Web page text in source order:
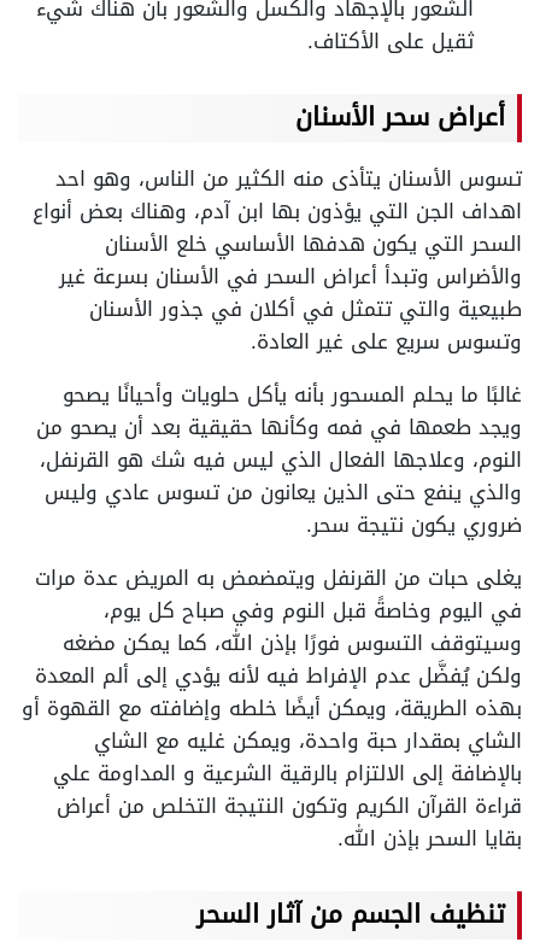
الشعور بالإجهاد والكسل والشعور بأن هناك شيء
ثقيل على الأكتاف.
أعراض سحر الأسنان
تسوس الأسنان يتأذى منه الكثير من الناس، وهو احد
اهداف الجن التي يؤذون بها ابن آدم، وهناك بعض أنواع
السحر التي يكون هدفها الأساسي خلع الأسنان
والأضراس وتبدأ أعراض السحر في الأسنان بسرعة غير
طبيعية والتي تتمثل في أكلان في جذور الأسنان
وتسوس سريع على غير العادة.
غالبًا ما يحلم المسحور بأنه يأكل حلويات وأحيانًا يصحو
ويجد طعمها في فمه وكأنها حقيقية بعد أن يصحو من
النوم، وعلاجها الفعال الذي ليس فيه شك هو القرنفل،
والذي ينفع حتى الذين يعانون من تسوس عادي وليس
ضروري يكون نتيجة سحر.
يغلى حبات من القرنفل ويتمضمض به المريض عدة مرات
في اليوم وخاصةً قبل النوم وفي صباح كل يوم،
وسيتوقف التسوس فورًا بإذن الله، كما يمكن مضغه
ولكن يُفضَّل عدم الإفراط فيه لأنه يؤدي إلى ألم المعدة
بهذه الطريقة، ويمكن أيضًا خلطه وإضافته مع القهوة أو
الشاي بمقدار حبة واحدة، ويمكن غليه مع الشاي
بالإضافة إلى الالتزام بالرقية الشرعية و المداومة علي
قراءة القرآن الكريم وتكون النتيجة التخلص من أعراض
بقايا السحر بإذن الله.
تنظيف الجسم من آثار السحر